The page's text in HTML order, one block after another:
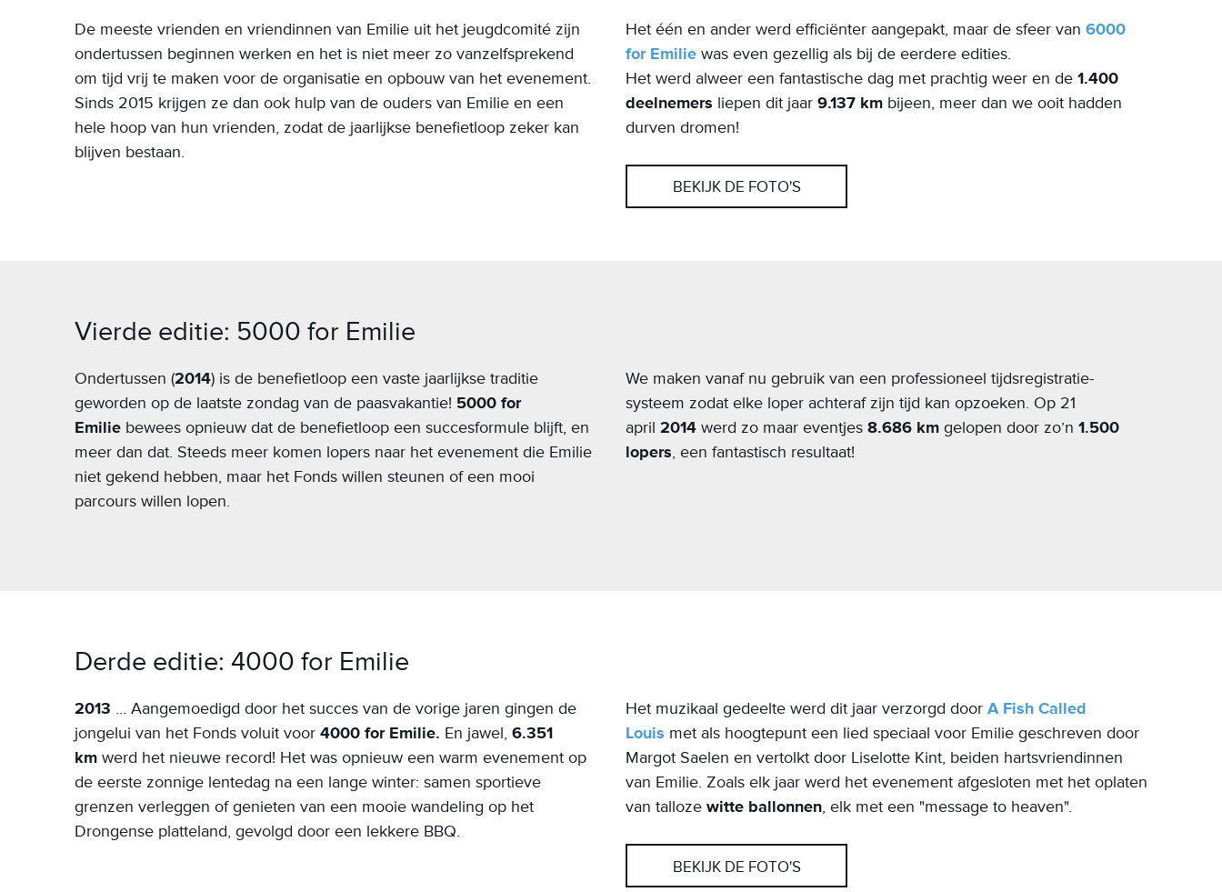
De meeste vrienden en vriendinnen van Emilie uit het jeugdcomité zijn
ondertussen beginnen werken en het is niet meer zo vanzelfsprekend
om tijd vrij te maken voor de organisatie en opbouw van het evenement.
Sinds 2015 krijgen ze dan ook hulp van de ouders van Emilie en een
hele hoop van hun vrienden, zodat de jaarlijkse benefietloop zeker kan
blijven bestaan.
Het één en ander werd efficiënter aangepakt, maar de sfeer van 6000
for Emilie was even gezellig als bij de eerdere edities.
Het werd alweer een fantastische dag met prachtig weer en de 1.400
deelnemers liepen dit jaar 9.137 km bijeen, meer dan we ooit hadden
durven dromen!
BEKIJK DE FOTO'S
Vierde editie: 5000 for Emilie
Ondertussen (2014) is de benefietloop een vaste jaarlijkse traditie
geworden op de laatste zondag van de paasvakantie! 5000 for
Emilie bewees opnieuw dat de benefietloop een succesformule blijft, en
meer dan dat. Steeds meer komen lopers naar het evenement die Emilie
niet gekend hebben, maar het Fonds willen steunen of een mooi
parcours willen lopen.
We maken vanaf nu gebruik van een professioneel tijdsregistratie-
systeem zodat elke loper achteraf zijn tijd kan opzoeken. Op 21
april 2014 werd zo maar eventjes 8.686 km gelopen door zo’n 1.500
lopers, een fantastisch resultaat!
Derde editie: 4000 for Emilie
2013 ... Aangemoedigd door het succes van de vorige jaren gingen de
jongelui van het Fonds voluit voor 4000 for Emilie. En jawel, 6.351
km werd het nieuwe record! Het was opnieuw een warm evenement op
de eerste zonnige lentedag na een lange winter: samen sportieve
grenzen verleggen of genieten van een mooie wandeling op het
Drongense platteland, gevolgd door een lekkere BBQ.
Het muzikaal gedeelte werd dit jaar verzorgd door A Fish Called
Louis met als hoogtepunt een lied speciaal voor Emilie geschreven door
Margot Saelen en vertolkt door Liselotte Kint, beiden hartsvriendinnen
van Emilie. Zoals elk jaar werd het evenement afgesloten met het oplaten
van talloze witte ballonnen, elk met een "message to heaven".
BEKIJK DE FOTO'S